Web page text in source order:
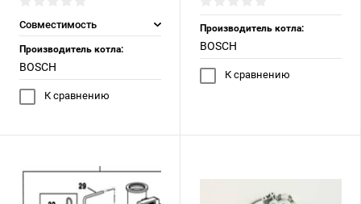
Совместимость
Производитель котла:
BOSCH
К сравнению
Производитель котла:
BOSCH
К сравнению